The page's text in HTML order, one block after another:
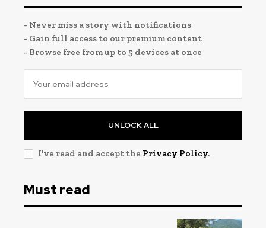
- Never miss a story with notifications
- Gain full access to our premium content
- Browse free from up to 5 devices at once
UNLOCK ALL
I've read and accept the Privacy Policy.
Must read